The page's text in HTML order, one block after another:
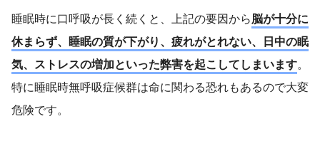
睡眠時に口呼吸が長く続くと、上記の要因から脳が十分に
休まらず、睡眠の質が下がり、疲れがとれない、日中の眠
気、ストレスの増加といった弊害を起こしてしまいます。
特に睡眠時無呼吸症候群は命に関わる恐れもあるので大変
危険です。